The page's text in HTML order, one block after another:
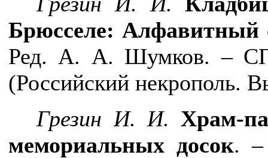
Брюсселе: Алфавитный
Ред. А. А. Шумков. –
(Российский некрополь.
Грезин И. И. Храм-
мемориальных досок. –